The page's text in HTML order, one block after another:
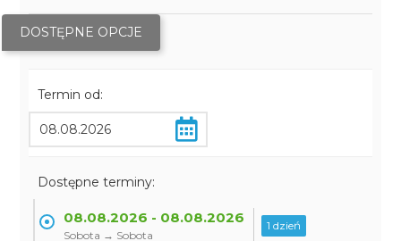
DOSTĘPNE OPCJE
Termin od:
Dostępne terminy:
08.08.2026 - 08.08.2026
Sobota → Sobota
1 dzień